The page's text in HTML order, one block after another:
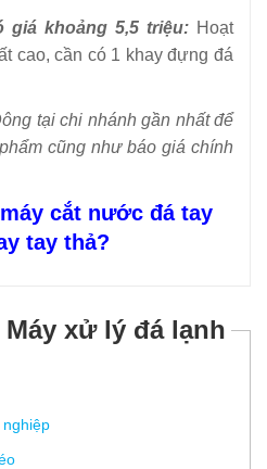
giá khoảng 5,5 triệu: Hoạt
cao, cần có 1 khay đựng đá
tại chi nhánh gần nhất để
cũng như báo giá chính
cắt nước đá tay
tay thả?
Máy xử lý đá lạnh